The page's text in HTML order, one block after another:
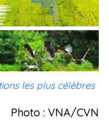
les plus célèbres
Photo : VNA/CVN